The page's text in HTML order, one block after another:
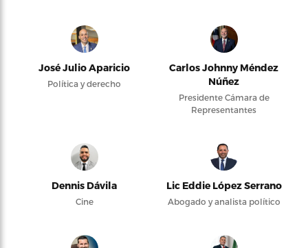
José Julio Aparicio
Política y derecho
Carlos Johnny Méndez
Núñez
Presidente Cámara de
Representantes
Dennis Dávila
Cine
Lic Eddie López Serrano
Abogado y analista político